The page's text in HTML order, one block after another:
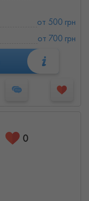
от 500 грн
от 700 грн
0